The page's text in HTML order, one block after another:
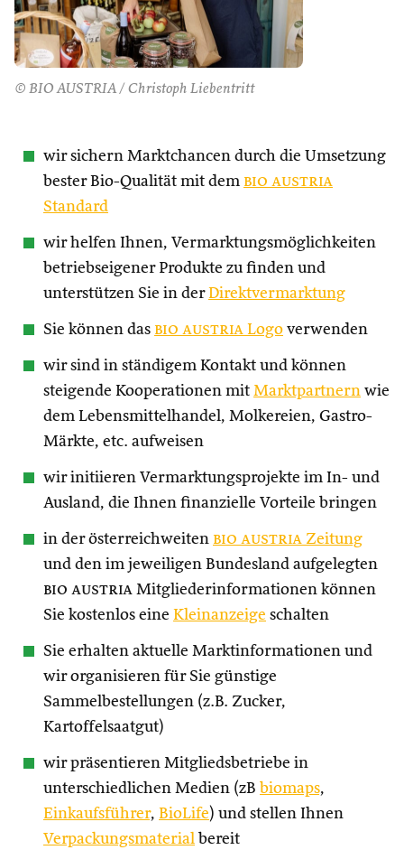
© BIO AUSTRIA / Christoph Liebentritt
wir sichern Marktchancen durch die Umsetzung
bester Bio-Qualität mit dem bio austria
Standard
wir helfen Ihnen, Vermarktungsmöglichkeiten
betriebseigener Produkte zu finden und
unterstützen Sie in derDirektvermarktung
Sie können das bio austria Logo verwenden
wir sind in ständigem Kontakt und können
steigende Kooperationen mit Marktpartnern wie
dem Lebensmittelhandel, Molkereien, Gastro-
Märkte, etc. aufweisen
wir initiieren Vermarktungsprojekte im In- und
Ausland, die Ihnen finanzielle Vorteile bringen
in der österreichweiten bio austria Zeitung
und den im jeweiligen Bundesland aufgelegten
bio austria Mitgliederinformationen können
Sie kostenlos eine Kleinanzeige schalten
Sie erhalten aktuelle Marktinformationen und
wir organisieren für Sie günstige
Sammelbestellungen (z.B. Zucker,
Kartoffelsaatgut)
wir präsentieren Mitgliedsbetriebe in
unterschiedlichen Medien (zB biomaps,
Einkaufsführer, BioLife) und stellen Ihnen
Verpackungsmaterial bereit